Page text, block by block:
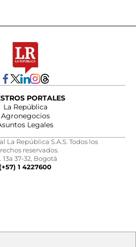
PORTALES
La República
Agronegocios
Legales
La República S.A.S. Todos los
reservados.
13a 37-32, Bogotá
(+57) 1 4227600